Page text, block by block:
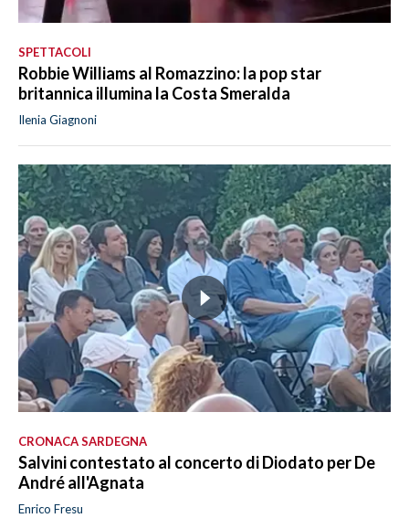
SPETTACOLI
Robbie Williams al Romazzino: la pop star
britannica illumina la Costa Smeralda
Ilenia Giagnoni
CRONACA SARDEGNA
Salvini contestato al concerto di Diodato per De
André all'Agnata
Enrico Fresu